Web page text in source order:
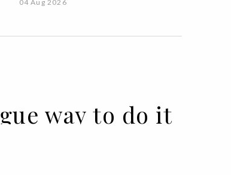
04 Aug 2026
way to do it